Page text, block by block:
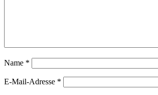
Name *
E-Mail-Adresse *